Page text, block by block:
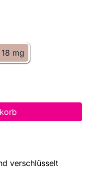
18 mg
verschlüsselt